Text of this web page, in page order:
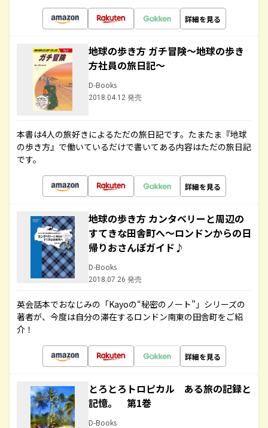
詳細を見る
地球の歩き方 ガチ冒険～地球の歩き
方社員の旅日記～
D-Books
2018.04.12 発売
本書は4人の旅好きによるただの旅日記です。たまたま『地球
の歩き方』で働いているだけで書いてある内容はただの旅日記
です。
詳細を見る
地球の歩き方 カンタベリーと周辺の
すてきな田舎町へ～ロンドンからの日
帰りおさんぽガイド♪
D-Books
2018.07.26 発売
英会話本でおなじみの「Kayoの“秘密のノート”」シリーズの
著者が、今度は自分の滞在するロンドン南東の田舎町をご紹
介！
詳細を見る
とろとろトロピカル ある旅の記録と
記憶。 第1巻
D-Books